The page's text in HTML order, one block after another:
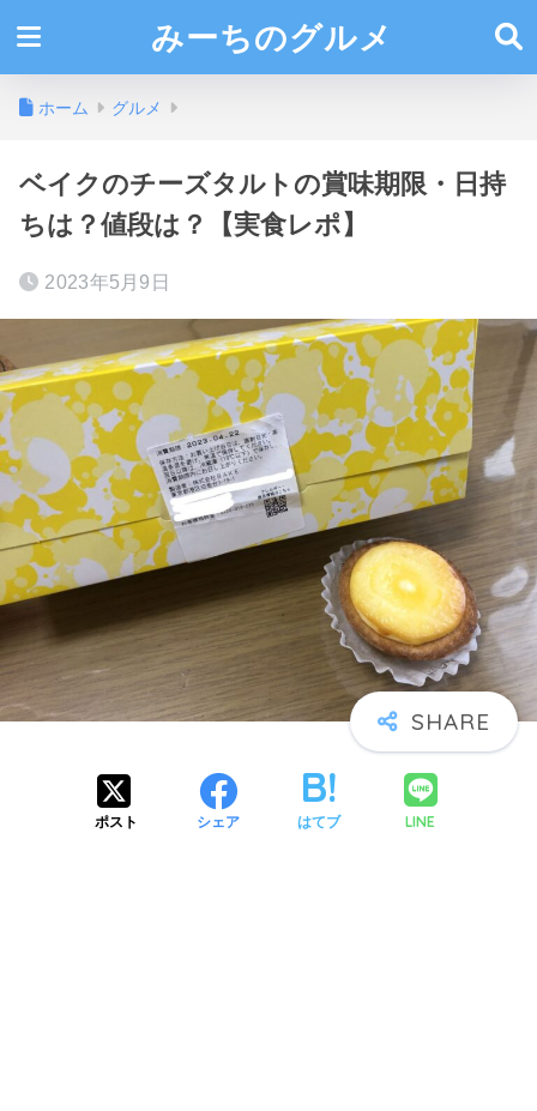
みーちのグルメ
ホーム グルメ
ベイクのチーズタルトの賞味期限・日持
ちは？値段は？【実食レポ】
2023年5月9日
ポスト シェア はてブ LINE